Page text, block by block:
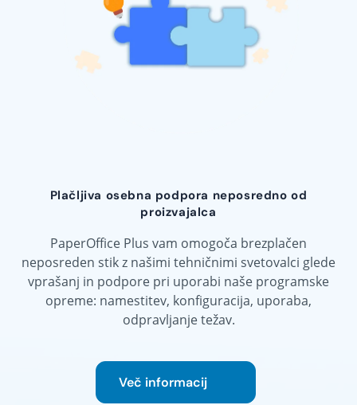
Plačljiva osebna podpora neposredno od
proizvajalca
PaperOffice Plus vam omogoča brezplačen
neposreden stik z našimi tehničnimi svetovalci glede
vprašanj in podpore pri uporabi naše programske
opreme: namestitev, konfiguracija, uporaba,
odpravljanje težav.
Več informacij